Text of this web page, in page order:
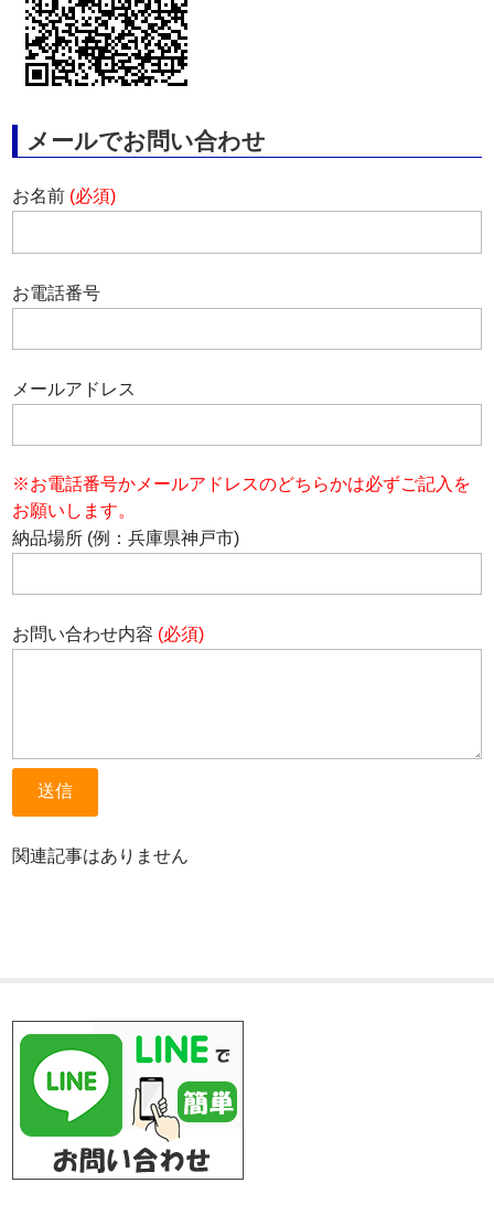
メールでお問い合わせ
お名前 (必須)
お電話番号
メールアドレス
※お電話番号かメールアドレスのどちらかは必ずご記入を
お願いします。
納品場所 (例：兵庫県神戸市)
お問い合わせ内容 (必須)
関連記事はありません